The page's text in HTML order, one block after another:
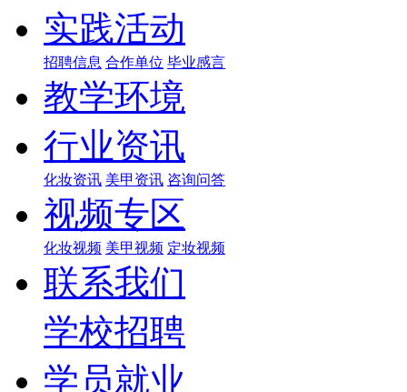
实践活动
招聘信息 合作单位 毕业感言
教学环境
行业资讯
化妆资讯 美甲资讯 咨询问答
视频专区
化妆视频 美甲视频 定妆视频
联系我们
学校招聘
学员就业